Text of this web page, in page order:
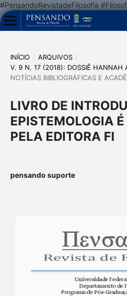
#PensandoRevistadeFilosofia
INÍCIO / ARQUIVOS /
V. 9 N. 17 (2018): DOSSIÊ HANNAH
NOTÍCIAS BIBLIOGRÁFICAS E
LIVRO DE
EPISTEMOLOGIA
PELA EDITORA FI
pensando suporte